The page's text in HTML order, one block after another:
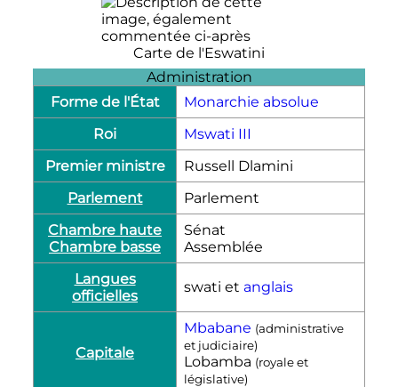
Carte de l'Eswatini
Administration
Forme de l'État
Monarchie absolue
Roi
Mswati III
Premier ministre
Russell Dlamini
Parlement
Parlement
Chambre haute
Chambre basse
Sénat
Assemblée
Langues
officielles
swati et anglais
Capitale
Mbabane (administrative
et judiciaire)
Lobamba (royale et
législative)